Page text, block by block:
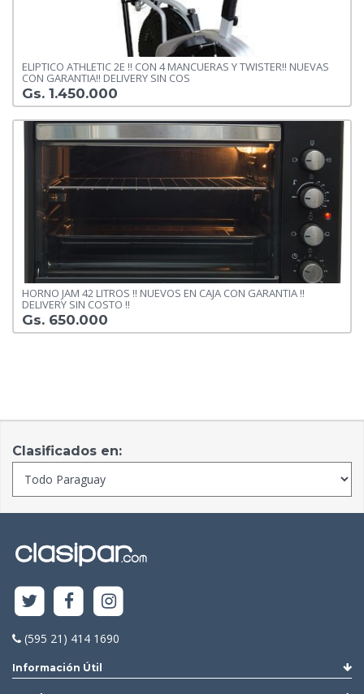
ELIPTICO ATHLETIC 2E !! CON 4 MANCUERAS Y TWISTER!! NUEVAS
CON GARANTIA!! DELIVERY SIN COS
Gs. 1.450.000
HORNO JAM 42 LITROS !! NUEVOS EN CAJA CON GARANTIA !!
DELIVERY SIN COSTO !!
Gs. 650.000
Clasificados en:
(595 21) 414 1690
Información Útil